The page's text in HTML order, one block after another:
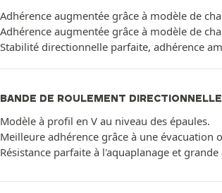
Adhérence augmentée grâce à modèle de
Adhérence augmentée grâce à modèle de
Stabilité directionnelle parfaite, adhérence
BANDE DE ROULEMENT DIRECTIONNELLE
Modèle à profil en V au niveau des épaules.
Meilleure adhérence grâce à une évacuation
Résistance parfaite à l'aquaplanage et